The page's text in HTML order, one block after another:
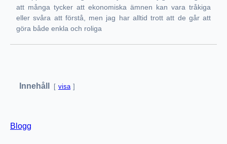
att många tycker att ekonomiska ämnen kan vara tråkiga
eller svåra att förstå, men jag har alltid trott att de går att
göra både enkla och roliga
Innehåll visa
Blogg